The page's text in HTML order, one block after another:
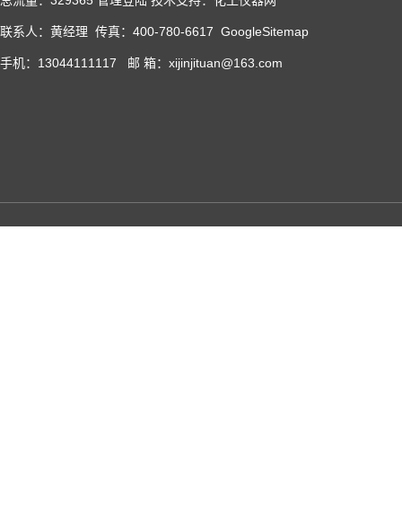
联系人：黄经理 传真：400-780-6617 GoogleSitemap
手机：13044111117 邮 箱：xijinjituan@163.com